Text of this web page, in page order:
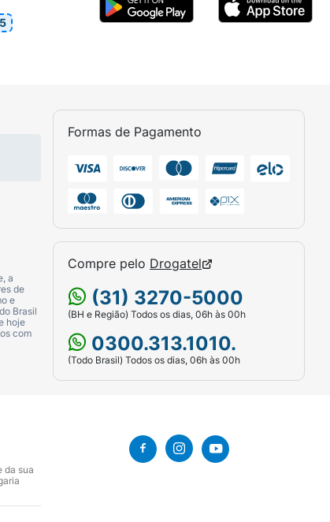
a
de
e
Brasil
hoje
com
Formas de Pagamento
Compre pelo Drogatel
(31) 3270-5000
(BH e Região) Todos os dias, 06h às 00h
0300.313.1010.
(Todo Brasil) Todos os dias, 06h às 00h
da sua